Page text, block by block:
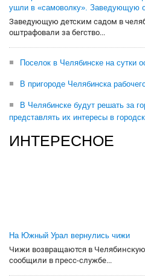
ушли в «самоволку». Заведующую
Заведующую детским садом в
оштрафовали за бегство...
Поселок в Челябинске на сутки
В пригороде Челябинска
В Челябинске будут решать за
представлять их интересы в
ИНТЕРЕСНОЕ
На Южный Урал вернулись чижи
Чижи возвращаются в
сообщили в пресс-службе...